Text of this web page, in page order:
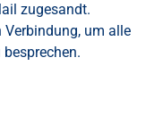
zugesandt.
um alle